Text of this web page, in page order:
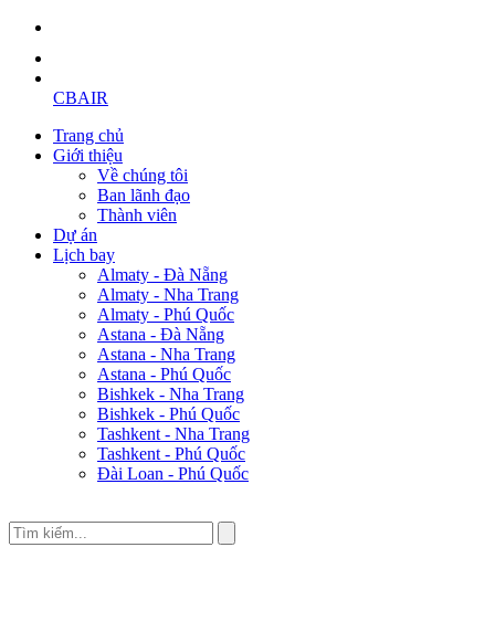
CBAIR
Trang chủ
Giới thiệu
Về chúng tôi
Ban lãnh đạo
Thành viên
Dự án
Lịch bay
Almaty - Đà Nẵng
Almaty - Nha Trang
Almaty - Phú Quốc
Astana - Đà Nẵng
Astana - Nha Trang
Astana - Phú Quốc
Bishkek - Nha Trang
Bishkek - Phú Quốc
Tashkent - Nha Trang
Tashkent - Phú Quốc
Đài Loan - Phú Quốc